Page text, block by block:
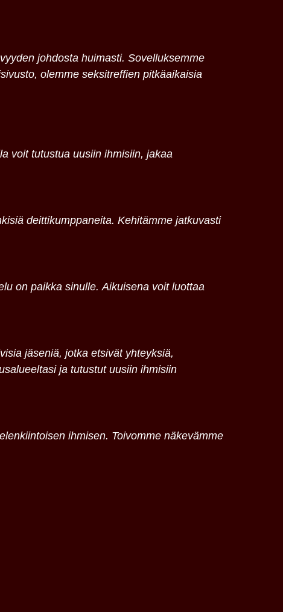
johdosta huimasti. Sovelluksemme
olemme seksitreffien pitkäaikaisia
voit tutustua uusiin ihmisiin, jakaa
deittikumppaneita. Kehitämme jatkuvasti
on paikka sinulle. Aikuisena voit luottaa
jäseniä, jotka etsivät yhteyksiä,
ja tutustut uusiin ihmisiin
ihmisen. Toivomme näkevämme